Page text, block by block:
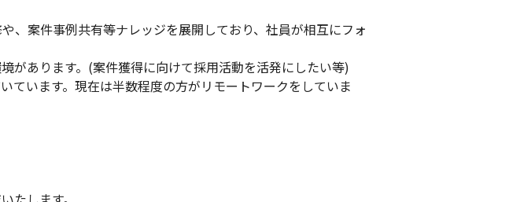
、案件事例共有等ナレッジを展開しており、社員が相互にフォ
があります。(案件獲得に向けて採用活動を活発にしたい等)
ています。現在は半数程度の方がリモートワークをしていま